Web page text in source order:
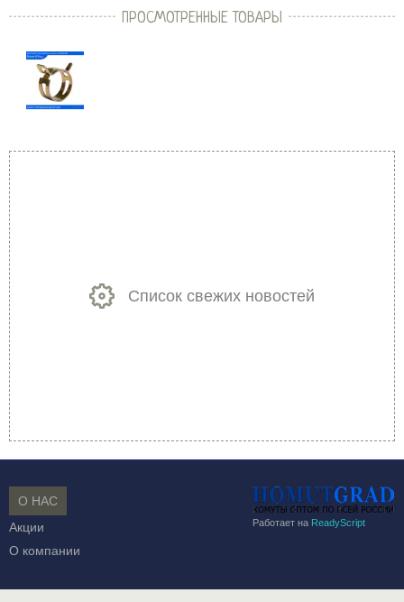
ПРОСМОТРЕННЫЕ ТОВАРЫ
Список свежих новостей
Работает на ReadyScript
О НАС
Акции
О компании